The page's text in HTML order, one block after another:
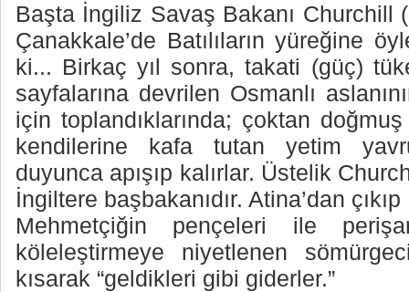
Başta İngiliz Savaş Bakanı Churchill
Çanakkale’de Batılıların yüreğine
ki... Birkaç yıl sonra, takati (güç)
sayfalarına devrilen Osmanlı
için toplandıklarında; çoktan
kendilerine kafa tutan yetim
duyunca apışıp kalırlar. Üstelik
İngiltere başbakanıdır. Atina’dan
Mehmetçiğin pençeleri ile
köleleştirmeye niyetlenen
kısarak “geldikleri gibi giderler.”